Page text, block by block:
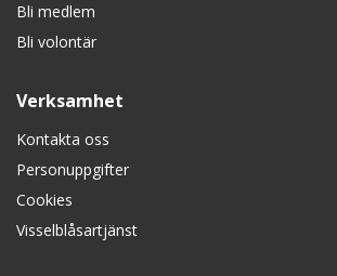
Bli medlem
Bli volontär
Verksamhet
Kontakta oss
Personuppgifter
Cookies
Visselblåsartjänst